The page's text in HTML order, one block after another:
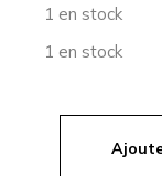
1 en stock
1 en stock
quantité de